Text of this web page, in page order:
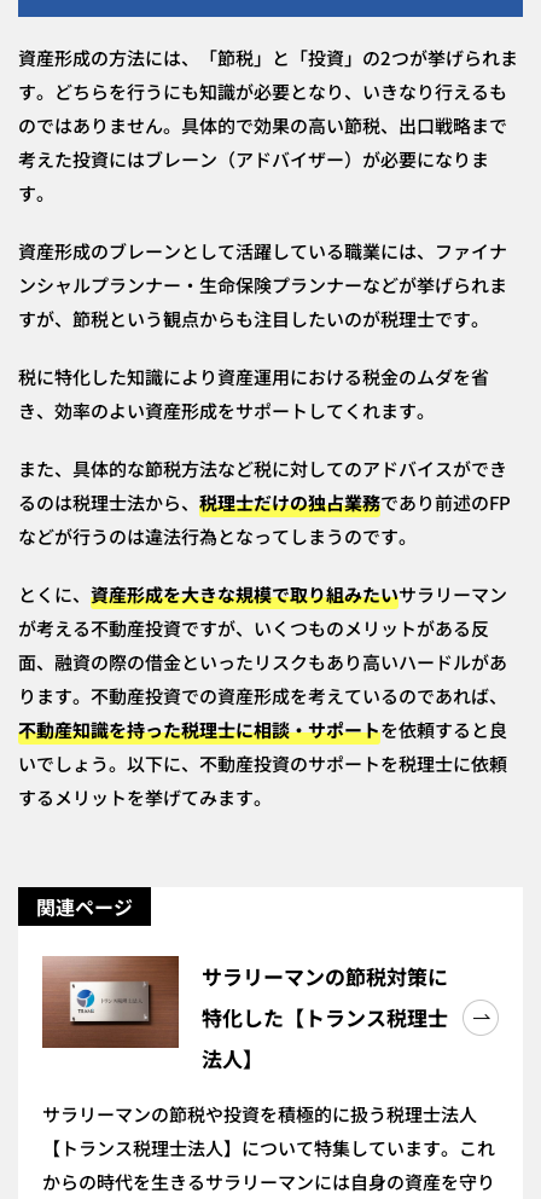
資産形成の方法には、「節税」と「投資」の2つが挙げられま
す。どちらを行うにも知識が必要となり、いきなり行えるも
のではありません。具体的で効果の高い節税、出口戦略まで
考えた投資にはブレーン（アドバイザー）が必要になりま
す。
資産形成のブレーンとして活躍している職業には、ファイナ
ンシャルプランナー・生命保険プランナーなどが挙げられま
すが、節税という観点からも注目したいのが税理士です。
税に特化した知識により資産運用における税金のムダを省
き、効率のよい資産形成をサポートしてくれます。
また、具体的な節税方法など税に対してのアドバイスができ
るのは税理士法から、 税理士だけの独占業務であり前述のFP
などが行うのは違法行為となってしまうのです。
とくに、 資産形成を大きな規模で取り組みたいサラリーマン
が考える不動産投資ですが、いくつものメリットがある反
面、融資の際の借金といったリスクもあり高いハードルがあ
ります。不動産投資での資産形成を考えているのであれば、
不動産知識を持った税理士に相談・サポートを依頼すると良
いでしょう。以下に、不動産投資のサポートを税理士に依頼
するメリットを挙げてみます。
関連ページ
サラリーマンの節税対策に
特化した【トランス税理士
法人】
サラリーマンの節税や投資を積極的に扱う税理士法人
【トランス税理士法人】について特集しています。これ
からの時代を生きるサラリーマンには自身の資産を守り